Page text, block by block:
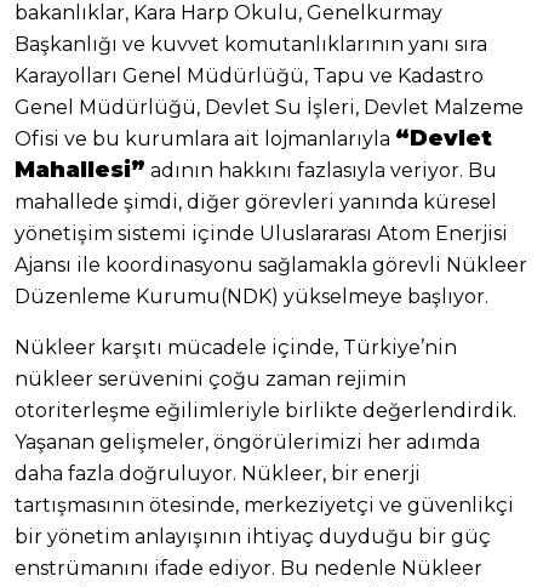
bakanlıklar, Kara Harp Okulu, Genelkurmay
Başkanlığı ve kuvvet komutanlıklarının yanı sıra
Karayolları Genel Müdürlüğü, Tapu ve Kadastro
Genel Müdürlüğü, Devlet Su İşleri, Devlet Malzeme
Ofisi ve bu kurumlara ait lojmanlarıyla “Devlet
Mahallesi” adının hakkını fazlasıyla veriyor. Bu
mahallede şimdi, diğer görevleri yanında küresel
yönetişim sistemi içinde Uluslararası Atom Enerjisi
Ajansı ile koordinasyonu sağlamakla görevli Nükleer
Düzenleme Kurumu(NDK) yükselmeye başlıyor.
Nükleer karşıtı mücadele içinde, Türkiye’nin
nükleer serüvenini çoğu zaman rejimin
otoriterleşme eğilimleriyle birlikte değerlendirdik.
Yaşanan gelişmeler, öngörülerimizi her adımda
daha fazla doğruluyor. Nükleer, bir enerji
tartışmasının ötesinde, merkeziyetçi ve güvenlikçi
bir yönetim anlayışının ihtiyaç duyduğu bir güç
enstrümanını ifade ediyor. Bu nedenle Nükleer